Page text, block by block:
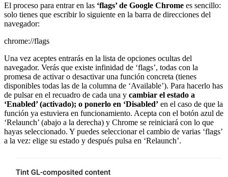
El proceso para entrar en las ‘flags’ de Google Chrome es sencillo:
solo tienes que escribir lo siguiente en la barra de direcciones del
navegador:
chrome://flags
Una vez aceptes entrarás en la lista de opciones ocultas del
navegador. Verás que existe infinidad de ‘flags’, todas con la
promesa de activar o desactivar una función concreta (tienes
disponibles todas las de la columna de ‘Available’). Para hacerlo has
de pulsar en el recuadro de cada una y cambiar el estado a
‘Enabled’ (activado); o ponerlo en ‘Disabled’ en el caso de que la
función ya estuviera en funcionamiento. Acepta con el botón azul de
‘Relaunch’ (abajo a la derecha) y Chrome se reiniciará con lo que
hayas seleccionado. Y puedes seleccionar el cambio de varias ‘flags’
a la vez: elige su estado y después pulsa en ‘Relaunch’.